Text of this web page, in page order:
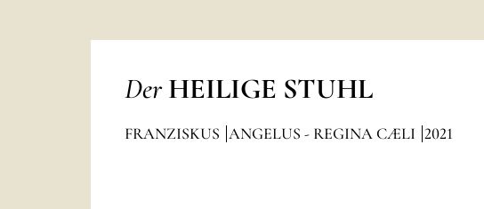
Der HEILIGE STUHL
FRANZISKUS ANGELUS - REGINA CÆLI 2021